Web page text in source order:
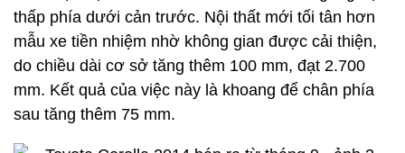
thấp phía dưới cản trước. Nội thất mới tối tân hơn
mẫu xe tiền nhiệm nhờ không gian được cải thiện,
do chiều dài cơ sở tăng thêm 100 mm, đạt 2.700
mm. Kết quả của việc này là khoang để chân phía
sau tăng thêm 75 mm.